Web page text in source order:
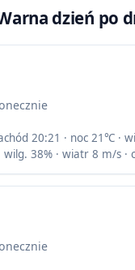
dzień po
20:21 · noc 21℃ ·
38% · wiatr 8 m/s ·